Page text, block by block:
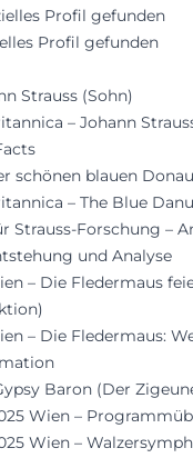
Profil gefunden
Profil gefunden
Strauss (Sohn)
– Johann
schönen blauen Donau
– The Blue
Strauss-Forschung –
und Analyse
– Die Fledermaus
– Die Fledermaus:
Baron (Der
Wien –
Wien –